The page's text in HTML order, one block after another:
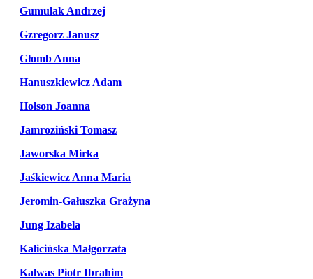
Gumulak Andrzej
Gzregorz Janusz
Głomb Anna
Hanuszkiewicz Adam
Holson Joanna
Jamroziński Tomasz
Jaworska Mirka
Jaśkiewicz Anna Maria
Jeromin-Gałuszka Grażyna
Jung Izabela
Kalicińska Małgorzata
Kalwas Piotr Ibrahim